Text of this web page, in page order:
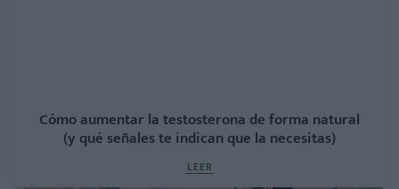
Cómo aumentar la testosterona de forma natural
(y qué señales te indican que la necesitas)
LEER